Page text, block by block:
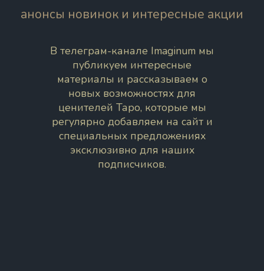
анонсы новинок и интересные акции
В телеграм-канале Imaginum мы
публикуем интересные
материалы и рассказываем о
новых возможностях для
ценителей Таро, которые мы
регулярно добавляем на сайт и
специальных предложениях
эксклюзивно для наших
подписчиков.